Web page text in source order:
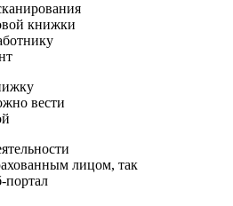
книжки
вести
лицом, так
портал